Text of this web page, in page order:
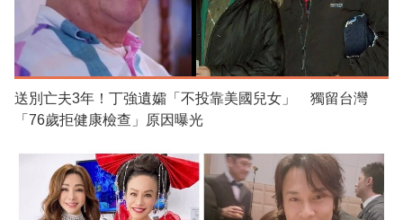
送別亡夫3年！丁強遺孀「不投靠美國兒女」 獨留台灣
「76歲拒健康檢查」原因曝光